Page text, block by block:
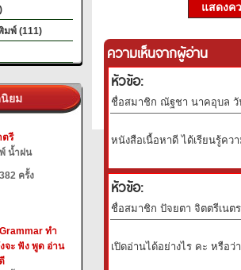
มพ์ (111)
ยม
ตรี
น้ำฝน
ครั้ง
ทำ
จะ ฟัง พูด อ่าน
แสดงค
ความเห็นจากผู้อ่าน
หัวข้อ:
ชื่อสมาชิก ณัฐชา นาคอุบล วั
หนังสือเนื้อหาดี ได้เรียนรู้คว
หัวข้อ:
ชื่อสมาชิก ปัจยตา จิตตรีเนต
เปิดอ่านได้อย่างไร คะ หรือว่